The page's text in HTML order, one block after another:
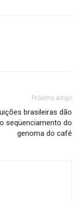
Próximo artigo
brasileiras dão
seqüenciamento do
genoma do café